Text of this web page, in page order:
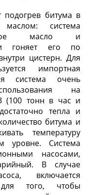
подогрев битума в
маслом: система
масло и
гоняет его по
цистерн. Для
импортная
система очень
на
(100 тонн в час и
тепла и
битума и
температуру
уровне. Система
насосами,
В случае
включается
того, чтобы